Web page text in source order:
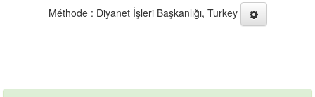
Méthode : Diyanet İşleri Başkanlığı, Turkey